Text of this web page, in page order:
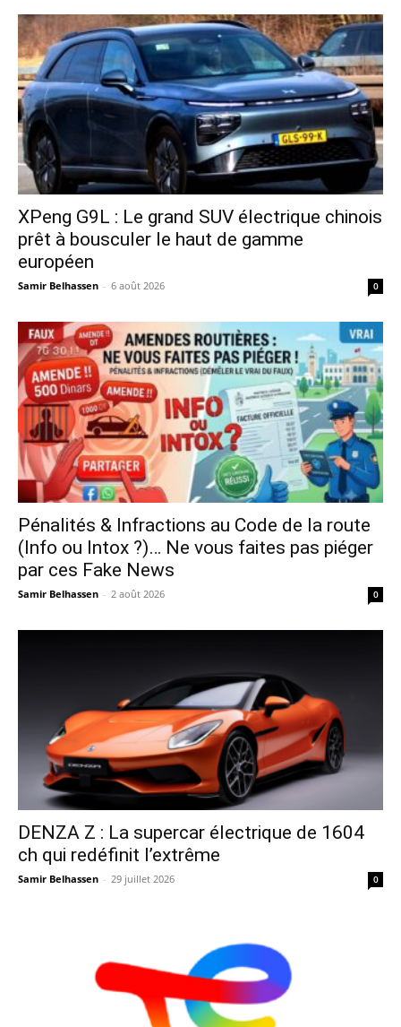
XPeng G9L : Le grand SUV électrique chinois
prêt à bousculer le haut de gamme
européen
Samir Belhassen - 6 août 2026 0
Pénalités & Infractions au Code de la route
(Info ou Intox ?)… Ne vous faites pas piéger
par ces Fake News
Samir Belhassen - 2 août 2026 0
DENZA Z : La supercar électrique de 1604
ch qui redéfinit l’extrême
Samir Belhassen - 29 juillet 2026 0